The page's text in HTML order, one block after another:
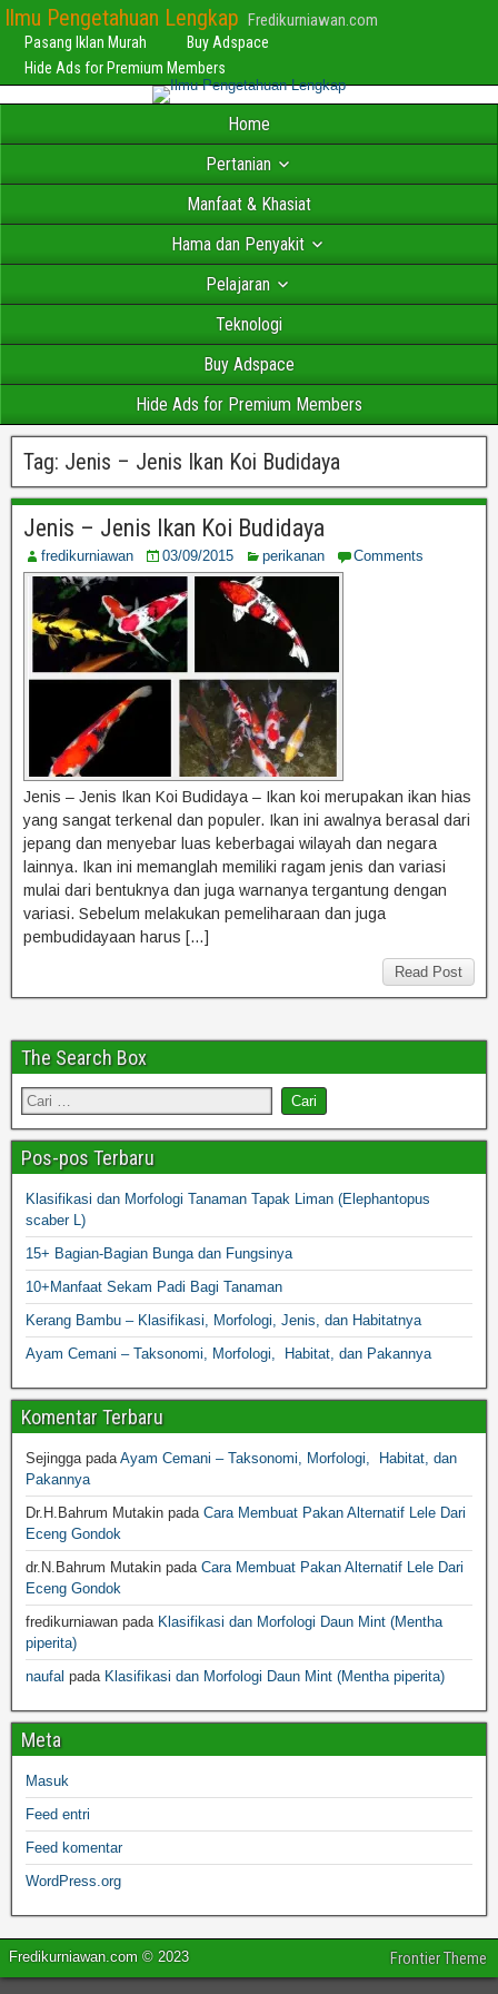
Ilmu Pengetahuan Lengkap Fredikurniawan.com
Pasang Iklan Murah
Buy Adspace
Hide Ads for Premium Members
Home
Pertanian
Manfaat & Khasiat
Hama dan Penyakit
Pelajaran
Teknologi
Buy Adspace
Hide Ads for Premium Members
Tag: Jenis – Jenis Ikan Koi Budidaya
Jenis – Jenis Ikan Koi Budidaya
fredikurniawan 03/09/2015 perikanan Comments
Jenis – Jenis Ikan Koi Budidaya – Ikan koi merupakan ikan hias
yang sangat terkenal dan populer. Ikan ini awalnya berasal dari
jepang dan menyebar luas keberbagai wilayah dan negara
lainnya. Ikan ini memanglah memiliki ragam jenis dan variasi
mulai dari bentuknya dan juga warnanya tergantung dengan
variasi. Sebelum melakukan pemeliharaan dan juga
pembudidayaan harus […]
Read Post
The Search Box
Pos-pos Terbaru
Klasifikasi dan Morfologi Tanaman Tapak Liman (Elephantopus
scaber L)
15+ Bagian-Bagian Bunga dan Fungsinya
10+Manfaat Sekam Padi Bagi Tanaman
Kerang Bambu – Klasifikasi, Morfologi, Jenis, dan Habitatnya
Ayam Cemani – Taksonomi, Morfologi, Habitat, dan Pakannya
Komentar Terbaru
SejinggapadaAyam Cemani – Taksonomi, Morfologi, Habitat, dan
Pakannya
Dr.H.Bahrum Mutakin pada Cara Membuat Pakan Alternatif Lele Dari
Eceng Gondok
dr.N.Bahrum Mutakin pada Cara Membuat Pakan Alternatif Lele Dari
Eceng Gondok
fredikurniawan pada Klasifikasi dan Morfologi Daun Mint (Mentha
piperita)
naufal pada Klasifikasi dan Morfologi Daun Mint (Mentha piperita)
Meta
Masuk
Feed entri
Feed komentar
WordPress.org
Fredikurniawan.com © 2023 Frontier Theme